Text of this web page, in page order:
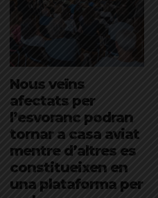
Nous veïns
afectats per
l’esvoranc podran
tornar a casa aviat
mentre d’altres es
constitueixen en
una plataforma per